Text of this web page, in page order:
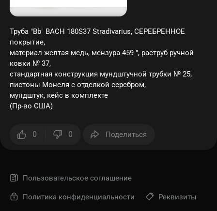
Труба "Bb" BACH 180S37 Stradivarius, СЕРЕБРЕННОЕ
покрытие,
материал-желтая медь, мензура 459 ", раструб ручной
ковки № 37,
стандартная конструкция мундштучной трубки № 25,
пистоны Монеля с отделкой серебром,
мундштук, кейс в комплекте
(Пр-во США)
0 0 Поделиться
Пользовательское соглашение
Политика конфиденциальности Реквизиты